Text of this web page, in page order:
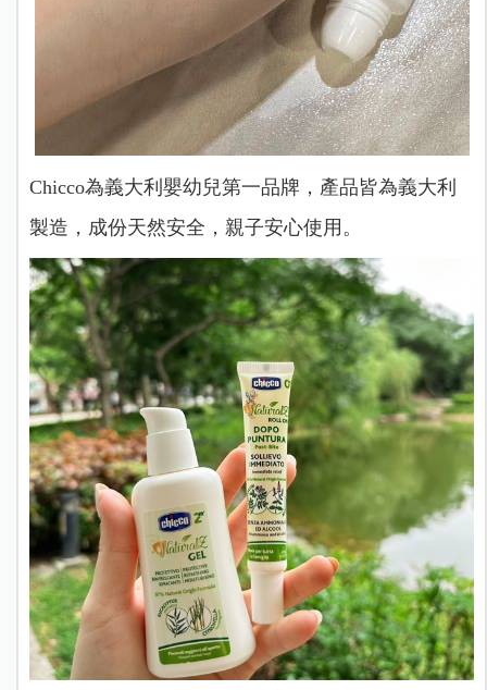
Chicco為義大利嬰幼兒第一品牌，產品皆為義大利
製造，成份天然安全，親子安心使用。